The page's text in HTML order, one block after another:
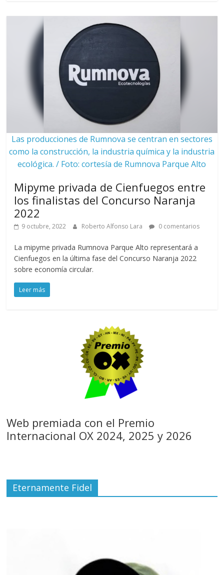
Las producciones de Rumnova se centran en sectores
como la construcción, la industria química y la industria
ecológica. / Foto: cortesía de Rumnova Parque Alto
Mipyme privada de Cienfuegos entre
los finalistas del Concurso Naranja
2022
9 octubre, 2022 Roberto Alfonso Lara 0 comentarios
La mipyme privada Rumnova Parque Alto representará a
Cienfuegos en la última fase del Concurso Naranja 2022
sobre economía circular.
Leer más
Web premiada con el Premio
Internacional OX 2024, 2025 y 2026
Eternamente Fidel